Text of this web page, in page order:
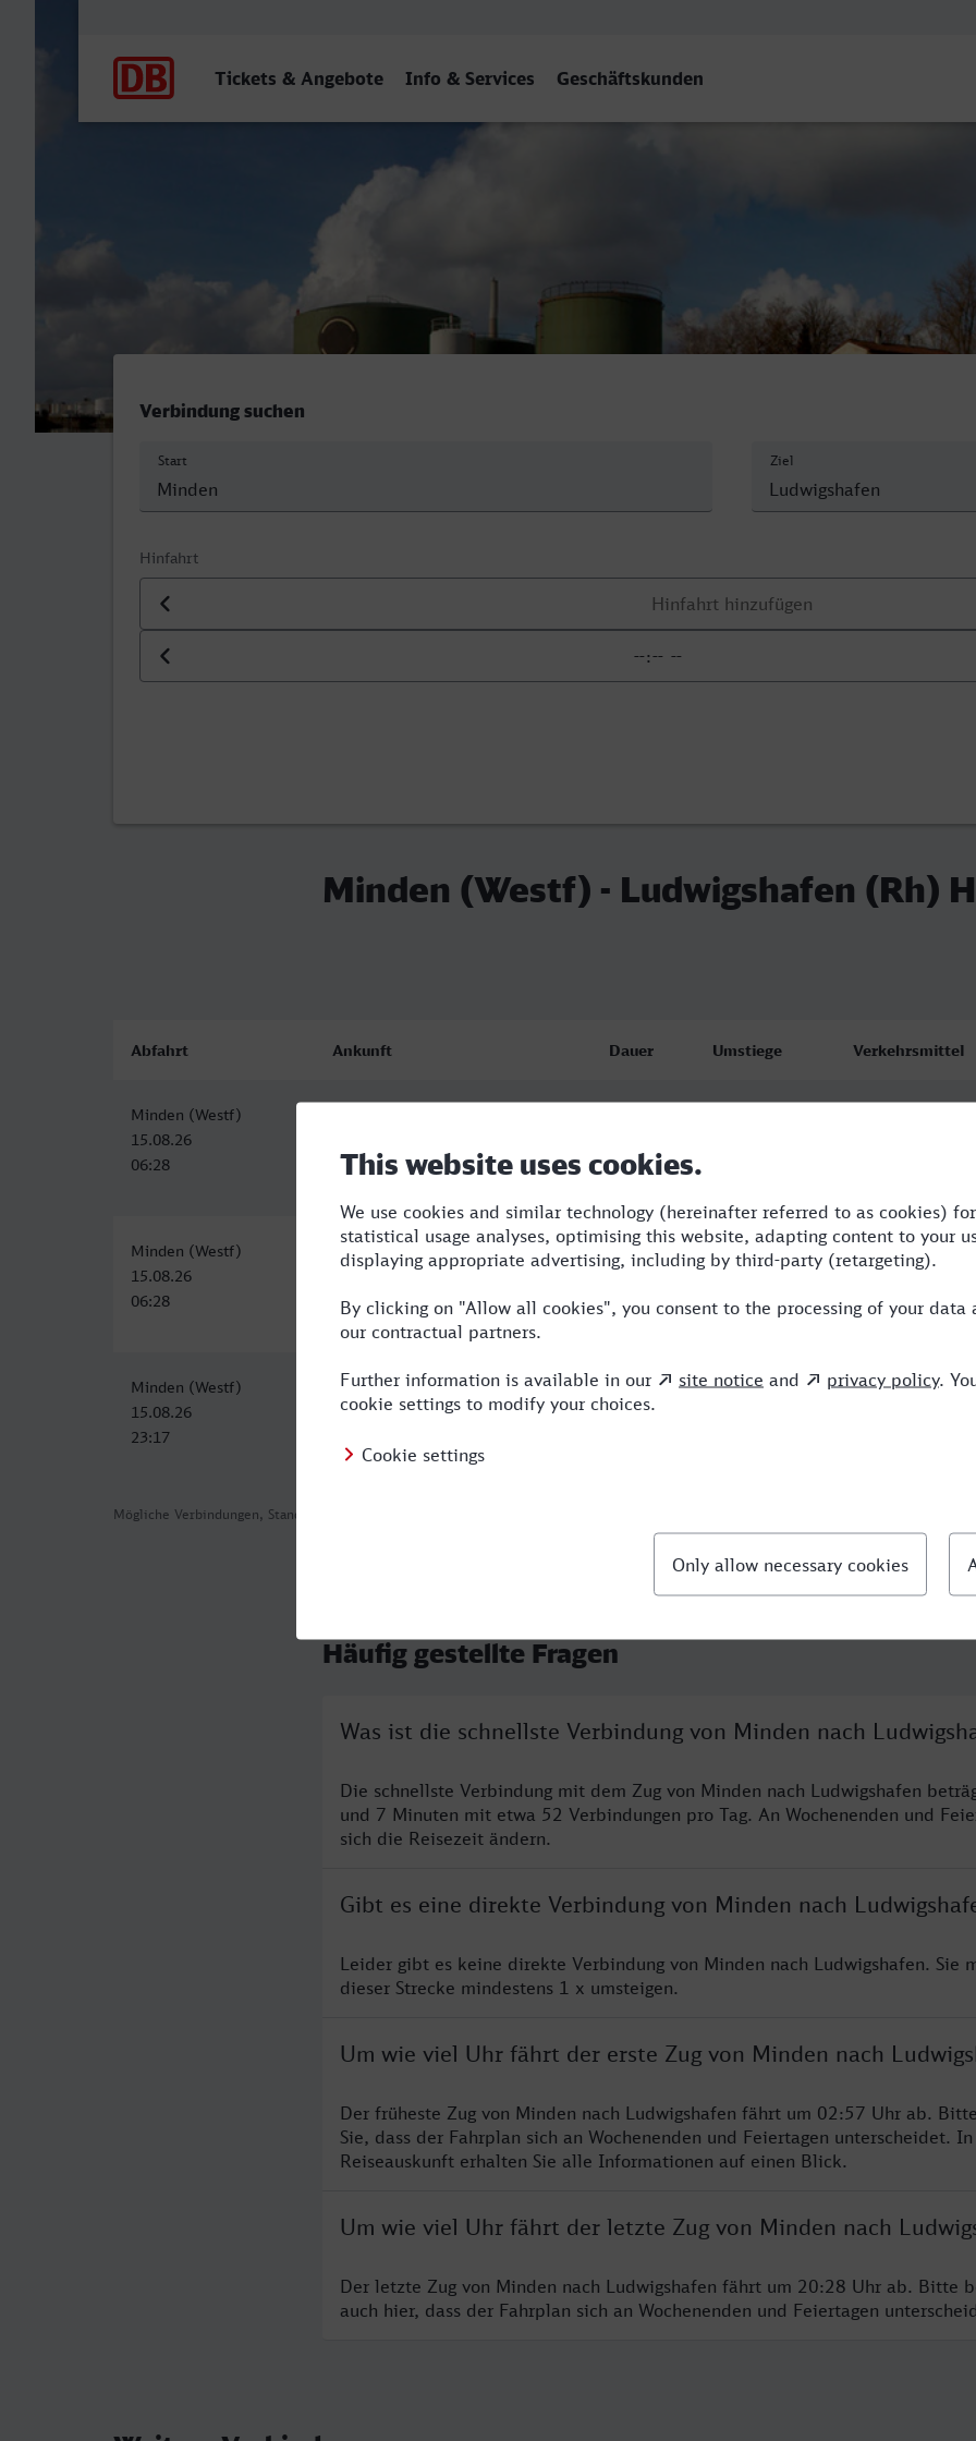
Tickets & Angebote Info & Services Geschäftskunden
Minden (Westf) - Ludwigshafen (Rh) Hbf
Verbindung suchen
Start Ziel
Hinfahrt
Datum der Hinfahrt
Uhrzeit der Hinfahrt
Minden (Westf) - Ludwigshafen (Rh)
Mögliche Verbindungen, Stand: 2026-08-01 01:29
Abfahrt Ankunft Dauer Umstiege Verkehrsmittel
Minden (Westf)
15.08.26
06:28
11:35
Minden (Westf)
15.08.26
06:28
Ludwigshafen (Rh) Hbf
15.08.26
12:56
6:28 2 RE,NX,ICE
Minden (Westf)
15.08.26
23:17
Ludwigshafen (Rh) Hbf
16.08.26
8:26 2 BUS,RE,ICE
Häufig gestellte Fragen
Was ist die schnellste Verbindung von Minden nach
Die schnellste Verbindung mit dem Zug von Minden nach Ludwigshafen
und 7 Minuten mit etwa 52 Verbindungen pro Tag. An Wochenenden und
sich die Reisezeit ändern.
Gibt es eine direkte Verbindung von Minden nach
Leider gibt es keine direkte Verbindung von Minden nach Ludwigshafen. Sie
dieser Strecke mindestens 1 x umsteigen.
Um wie viel Uhr fährt der erste Zug von Minden nach
Der früheste Zug von Minden nach Ludwigshafen fährt um 02:57 Uhr ab.
Sie, dass der Fahrplan sich an Wochenenden und Feiertagen unterscheidet.
Reiseauskunft erhalten Sie alle Informationen auf einen Blick.
Um wie viel Uhr fährt der letzte Zug von Minden nach
Der letzte Zug von Minden nach Ludwigshafen fährt um 20:28 Uhr ab. Bitte
auch hier, dass der Fahrplan sich an Wochenenden und Feiertagen